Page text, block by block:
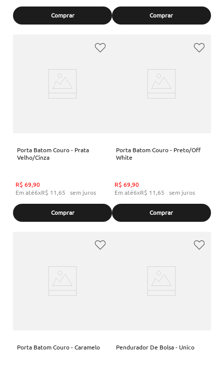
Comprar Comprar
Porta Batom Couro - Prata
Velho/Cinza
R$ 69,90
Em até6xR$ 11,65 sem juros
Comprar
Porta Batom Couro - Preto/Off
White
R$ 69,90
Em até6xR$ 11,65 sem juros
Comprar
Porta Batom Couro - Caramelo Pendurador De Bolsa - Unico